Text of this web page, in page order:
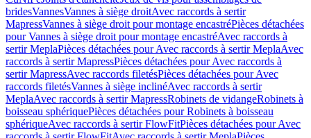
bridesVannesVannes à siège droitAvec raccords à sertir
MapressVannes à siège droit pour montage encastréPièces détachées
pour Vannes à siège droit pour montage encastréAvec raccords à
sertir MeplaPièces détachées pour Avec raccords à sertir MeplaAvec
raccords à sertir MapressPièces détachées pour Avec raccords à
sertir MapressAvec raccords filetésPièces détachées pour Avec
raccords filetésVannes à siège inclinéAvec raccords à sertir
MeplaAvec raccords à sertir MapressRobinets de vidangeRobinets à
boisseau sphériquePièces détachées pour Robinets à boisseau
sphériqueAvec raccords à sertir FlowFitPièces détachées pour Avec